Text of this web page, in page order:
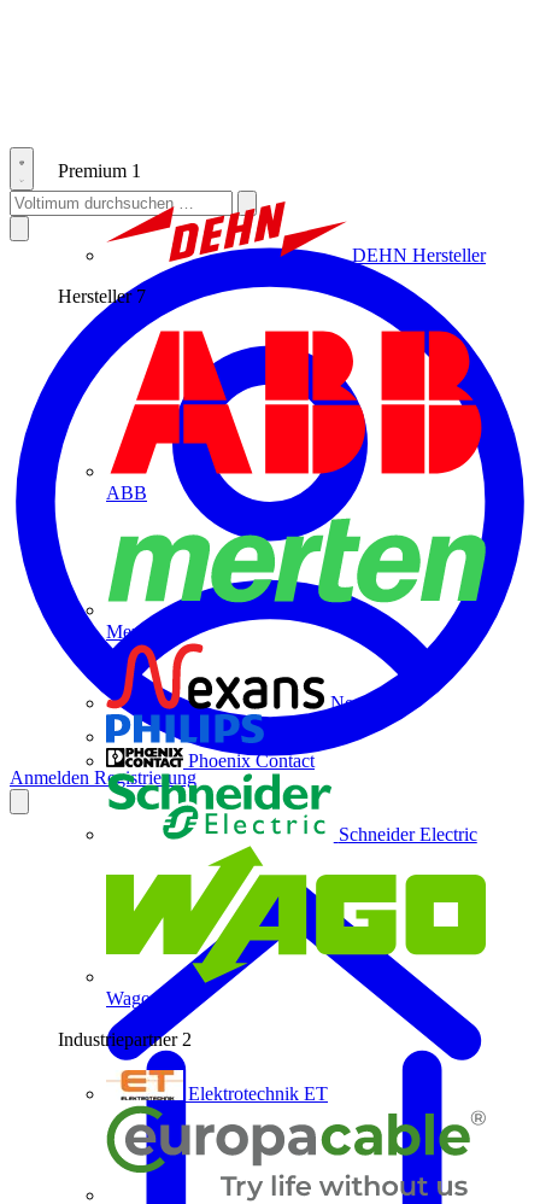
Premium 1
DEHN Hersteller
Hersteller 7
ABB
Merten
Nexans
Phoenix Contact
Schneider Electric
Wago
Industriepartner 2
Elektrotechnik ET
Anmelden Registrierung